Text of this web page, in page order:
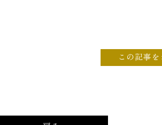
この記事